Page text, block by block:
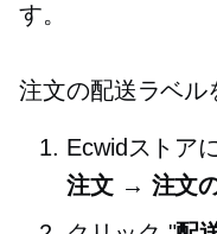
す。
注文の配送ラベル
Ecwidストア
注文 → 注文